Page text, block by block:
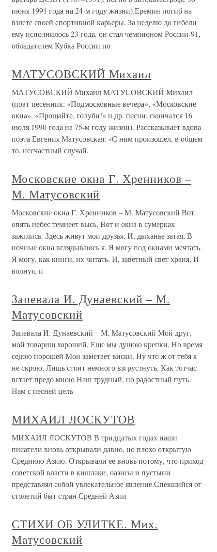
июня 1991 года на 24-м году жизни).Еремин погиб на
взлете своей спортивной карьеры. За неделю до гибели
ему исполнилось 23 года, он стал чемпионом России-91,
обладателем Кубка России по
МАТУСОВСКИЙ Михаил
МАТУСОВСКИЙ Михаил МАТУСОВСКИЙ Михаил
(поэт-песенник: «Подмосковные вечера», «Московские
окна», «Прощайте, голуби!» и др. песни; скончался 16
июля 1990 года на 75-м году жизни). Рассказывает вдова
поэта Евгения Матусовская: «С ним произошел, в общем-
то, несчастный случай.
Московские окна Г. Хренников –
М. Матусовский
Московские окна Г. Хренников – М. Матусовский Вот
опять небес темнеет высь, Вот и окна в сумерках
зажглись. Здесь живут мои друзья. И, дыханье затая, В
ночные окна вглядываюсь я. Я могу под окнами мечтать.
Я могу, как книги, их читать. И, заветный свет храня, И
волнуя, и
Запевала И. Дунаевский – М.
Матусовский
Запевала И. Дунаевский – М. Матусовский Мой друг,
мой товарищ хороший, Еще мы душою крепки, Но время
седою порошей Мои заметает виски. Ну что ж от тебя я
не скрою, Лишь стоит немного взгрустнуть, Как тотчас
встает предо мною Наш трудный, но радостный путь.
Нам с песней цель
МИХАИЛ ЛОСКУТОВ
МИХАИЛ ЛОСКУТОВ В тридцатых годах наши
писатели вновь открывали давно, но плохо открытую
Среднюю Азию. Открывали ее вновь потому, что приход
советской власти в кишлаки, оазисы и пустыни
представлял собой увлекательное явление.Спекшийся от
столетий быт стран Средней Азии
СТИХИ ОБ УЛИТКЕ. Мих.
Матусовский